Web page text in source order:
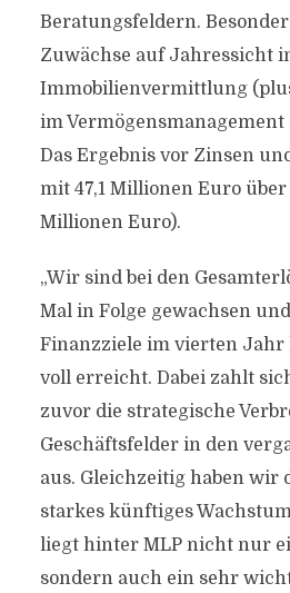
Beratungsfeldern.
Zuwächse auf Jahressicht
Immobilienvermittlung
im Vermögensmanagement
Das Ergebnis vor Zinsen
mit 47,1 Millionen Euro
Millionen Euro).
„Wir sind bei den
Mal in Folge gewachsen
Finanzziele im vierten
voll erreicht. Dabei zahlt
zuvor die strategische
Geschäftsfelder in den
aus. Gleichzeitig haben wir
starkes künftiges
liegt hinter MLP nicht nur
sondern auch ein sehr